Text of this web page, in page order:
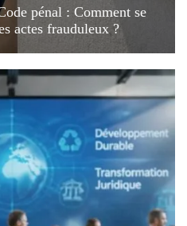
pénal : Comment se
actes frauduleux ?